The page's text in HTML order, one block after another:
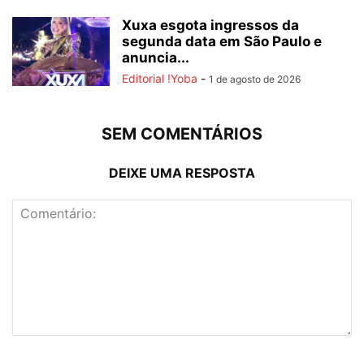
Xuxa esgota ingressos da
segunda data em São Paulo e
anuncia...
Editorial !Yoba - 1 de agosto de 2026
SEM COMENTÁRIOS
DEIXE UMA RESPOSTA